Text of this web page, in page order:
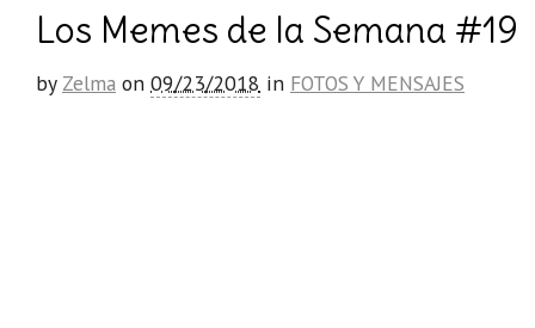
Los Memes de la Semana #19
by Zelma on 09/23/2018 in FOTOS Y MENSAJES